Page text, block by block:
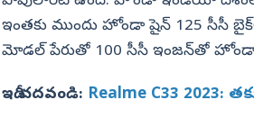
విజయనగరం
పార్వతీపురం
పశ్చిమ గోదావరి
ఇంతకు ముందు హోండా షైన్ 125 సీసీ
మోడల్‌ పేరుతో 100 సీసీ ఇంజన్‌తో హోండా
ఇదీ చదవండి: Realme C33 2023:
కొరియన్ కనకరాజు హిట్టా? ఫట్టా?